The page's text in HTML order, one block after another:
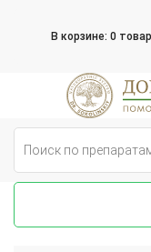
В корзине: 0